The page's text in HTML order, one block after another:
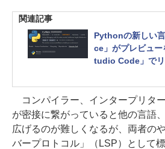
関連記事
Pythonの新しい
ce」がプレビュ
tudio Code」で
コンパイラー、インタープリタ
が密接に繋がっていると他の言語
広げるのが難しくなるが、両者の
バープロトコル」（LSP）として